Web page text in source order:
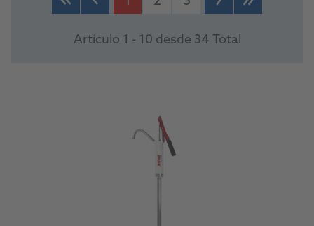
Artículo 1 - 10 desde 34 Total